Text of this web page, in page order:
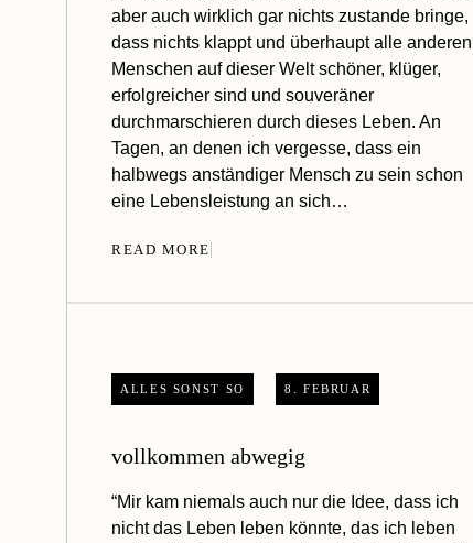
aber auch wirklich gar nichts zustande bringe,
dass nichts klappt und überhaupt alle anderen
Menschen auf dieser Welt schöner, klüger,
erfolgreicher sind und souveräner
durchmarschieren durch dieses Leben. An
Tagen, an denen ich vergesse, dass ein
halbwegs anständiger Mensch zu sein schon
eine Lebensleistung an sich…
READ MORE
8. FEBRUAR
ALLES SONST SO
vollkommen abwegig
“Mir kam niemals auch nur die Idee, dass ich
nicht das Leben leben könnte, das ich leben